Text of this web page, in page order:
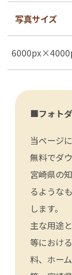
写真サイズ
■フォト
当ページ
無料でダ
宮崎県の
るような
します。
主な用途
等におけ
料、ホー